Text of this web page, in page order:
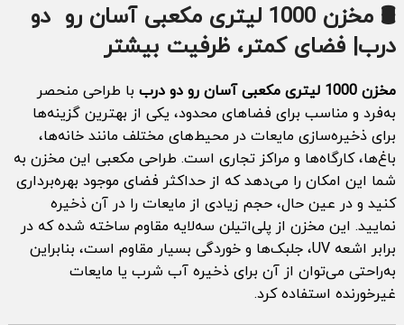
🛢️ مخزن 1000 لیتری مکعبی آسان رو دو
درب| فضای کمتر، ظرفیت بیشتر
مخزن 1000 لیتری مکعبی آسان رو دو درب
با طراحی منحصر
به‌فرد و مناسب برای فضاهای محدود، یکی از بهترین گزینه‌ها
برای ذخیره‌سازی مایعات در محیط‌های مختلف مانند خانه‌ها،
باغ‌ها، کارگاه‌ها و مراکز تجاری است. طراحی مکعبی این مخزن به
شما این امکان را می‌دهد که از حداکثر فضای موجود بهره‌برداری
کنید و در عین حال، حجم زیادی از مایعات را در آن ذخیره
نمایید. این مخزن از پلی‌اتیلن سه‌لایه مقاوم ساخته شده که در
برابر اشعه UV، جلبک‌ها و خوردگی بسیار مقاوم است، بنابراین
به‌راحتی می‌توان از آن برای ذخیره آب شرب یا مایعات
غیرخورنده استفاده کرد.